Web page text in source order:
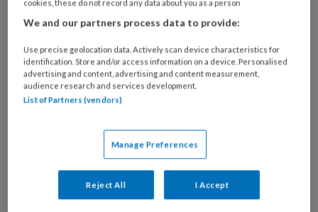
Wil je dit artikel lezen?
artikelen gratis per maand
Al een account of abonnement?
mailadres?
cookies, these do not record any data about you as a person
We and our partners process data to provide:
Use precise geolocation data. Actively scan device characteristics for
identification. Store and/or access information on a device. Personalised
advertising and content, advertising and content measurement,
audience research and services development.
List of Partners (vendors)
Manage Preferences
Reject All I Accept